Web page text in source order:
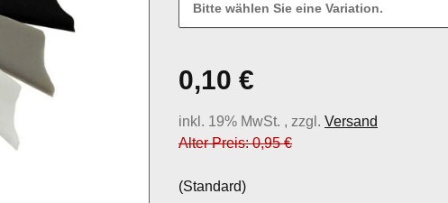
Bitte wählen Sie eine Variation.
0,10 €
inkl. 19% MwSt. , zzgl. Versand
Alter Preis: 0,95 €
(Standard)